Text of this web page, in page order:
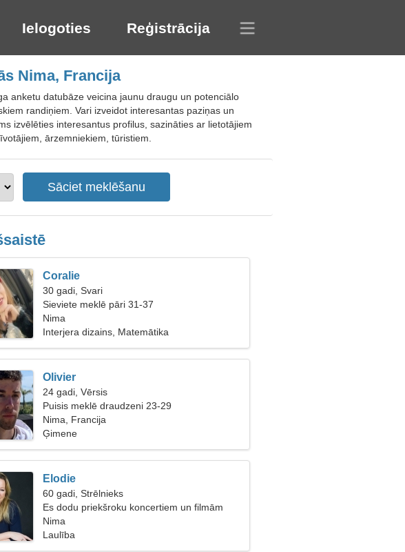
Ielogoties Reģistrācija
Nima, Francija
anketu datubāze veicina jaunu draugu un potenciālo
randiņiem. Vari izveidot interesantas paziņas un
izvēlēties interesantus profilus, sazināties ar lietotājiem
ārzemniekiem, tūristiem.
Coralie
30 gadi, Svari
Sieviete meklē pāri 31-37
Nima
Interjera dizains, Matemātika
Olivier
24 gadi, Vērsis
Puisis meklē draudzeni 23-29
Nima, Francija
Ģimene
Elodie
60 gadi, Strēlnieks
Es dodu priekšroku koncertiem un filmām
Nima
Laulība